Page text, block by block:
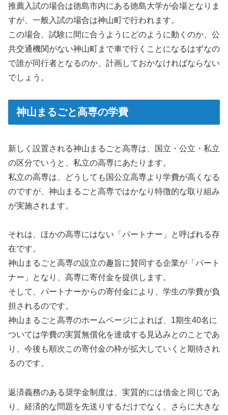
推薦入試の場合は徳島市内にある徳島大学が会場となりま
すが、一般入試の場合は神山町で行われます。
この場合、試験に間に合うようにどのように動くのか、公
共交通機関がない神山町まで車で行くことになるはずなの
で誰が同行者となるのか、計画しておかなければならない
でしょう。
神山まるごと高専の学費
新しく設置される神山まるごと高専は、国立・公立・私立
の区分でいうと、私立の高専にあたります。
私立の高専は、どうしても国公立高専より学費が高くなる
のですが、神山まるごと高専ではかなり特徴的な取り組み
が実施されます。
それは、ほかの高専にはない「パートナー」と呼ばれる存
在です。
神山まるごと高専の設立の趣旨に賛同する企業が「パート
ナー」となり、高専に寄付金を提供します。
そして、パートナーからの寄付金により、学生の学費が負
担されるのです。
神山まるごと高専のホームページによれば、1期生40名に
ついては学費の実質無償化を達成する見込みとのことであ
り、今後も順次この寄付金の枠が拡大していくと期待され
るのです。
返済義務のある奨学金制度は、実質的には借金と同じであ
り、経済的な問題を先送りするだけでなく、さらに大きな